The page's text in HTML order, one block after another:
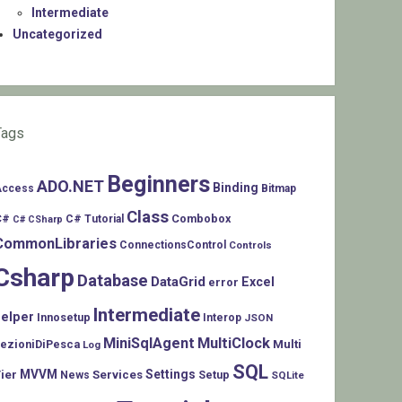
Intermediate
Uncategorized
ADO.NET Beginners Binding Bitmap
C# CSharp C# Tutorial Class Combobox
ConnectionsControl Controls
Database DataGrid error Excel
Innosetup Intermediate Interop JSON
Log MiniSqlAgent MultiClock Multi
MVVM News Services Settings Setup SQL SQLite